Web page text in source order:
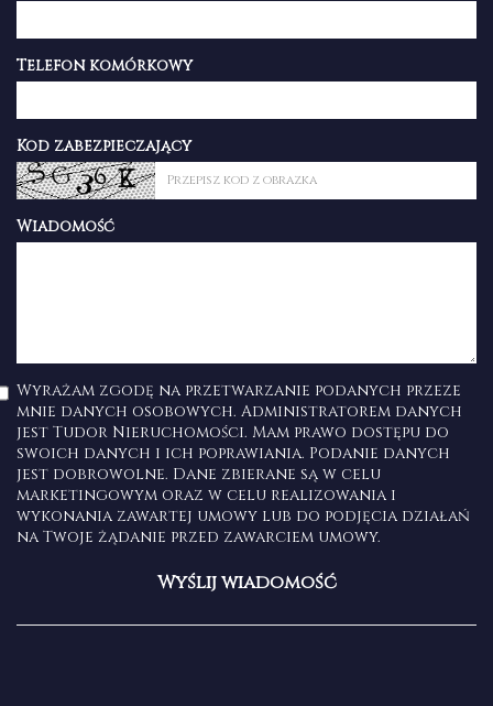
Telefon komórkowy
Kod zabezpieczający
Wiadomość
Wyrażam zgodę na przetwarzanie podanych przeze
mnie danych osobowych. Administratorem danych
jest Tudor Nieruchomości. Mam prawo dostępu do
swoich danych i ich poprawiania. Podanie danych
jest dobrowolne. Dane zbierane są w celu
marketingowym oraz w celu realizowania i
wykonania zawartej umowy lub do podjęcia działań
na Twoje żądanie przed zawarciem umowy.